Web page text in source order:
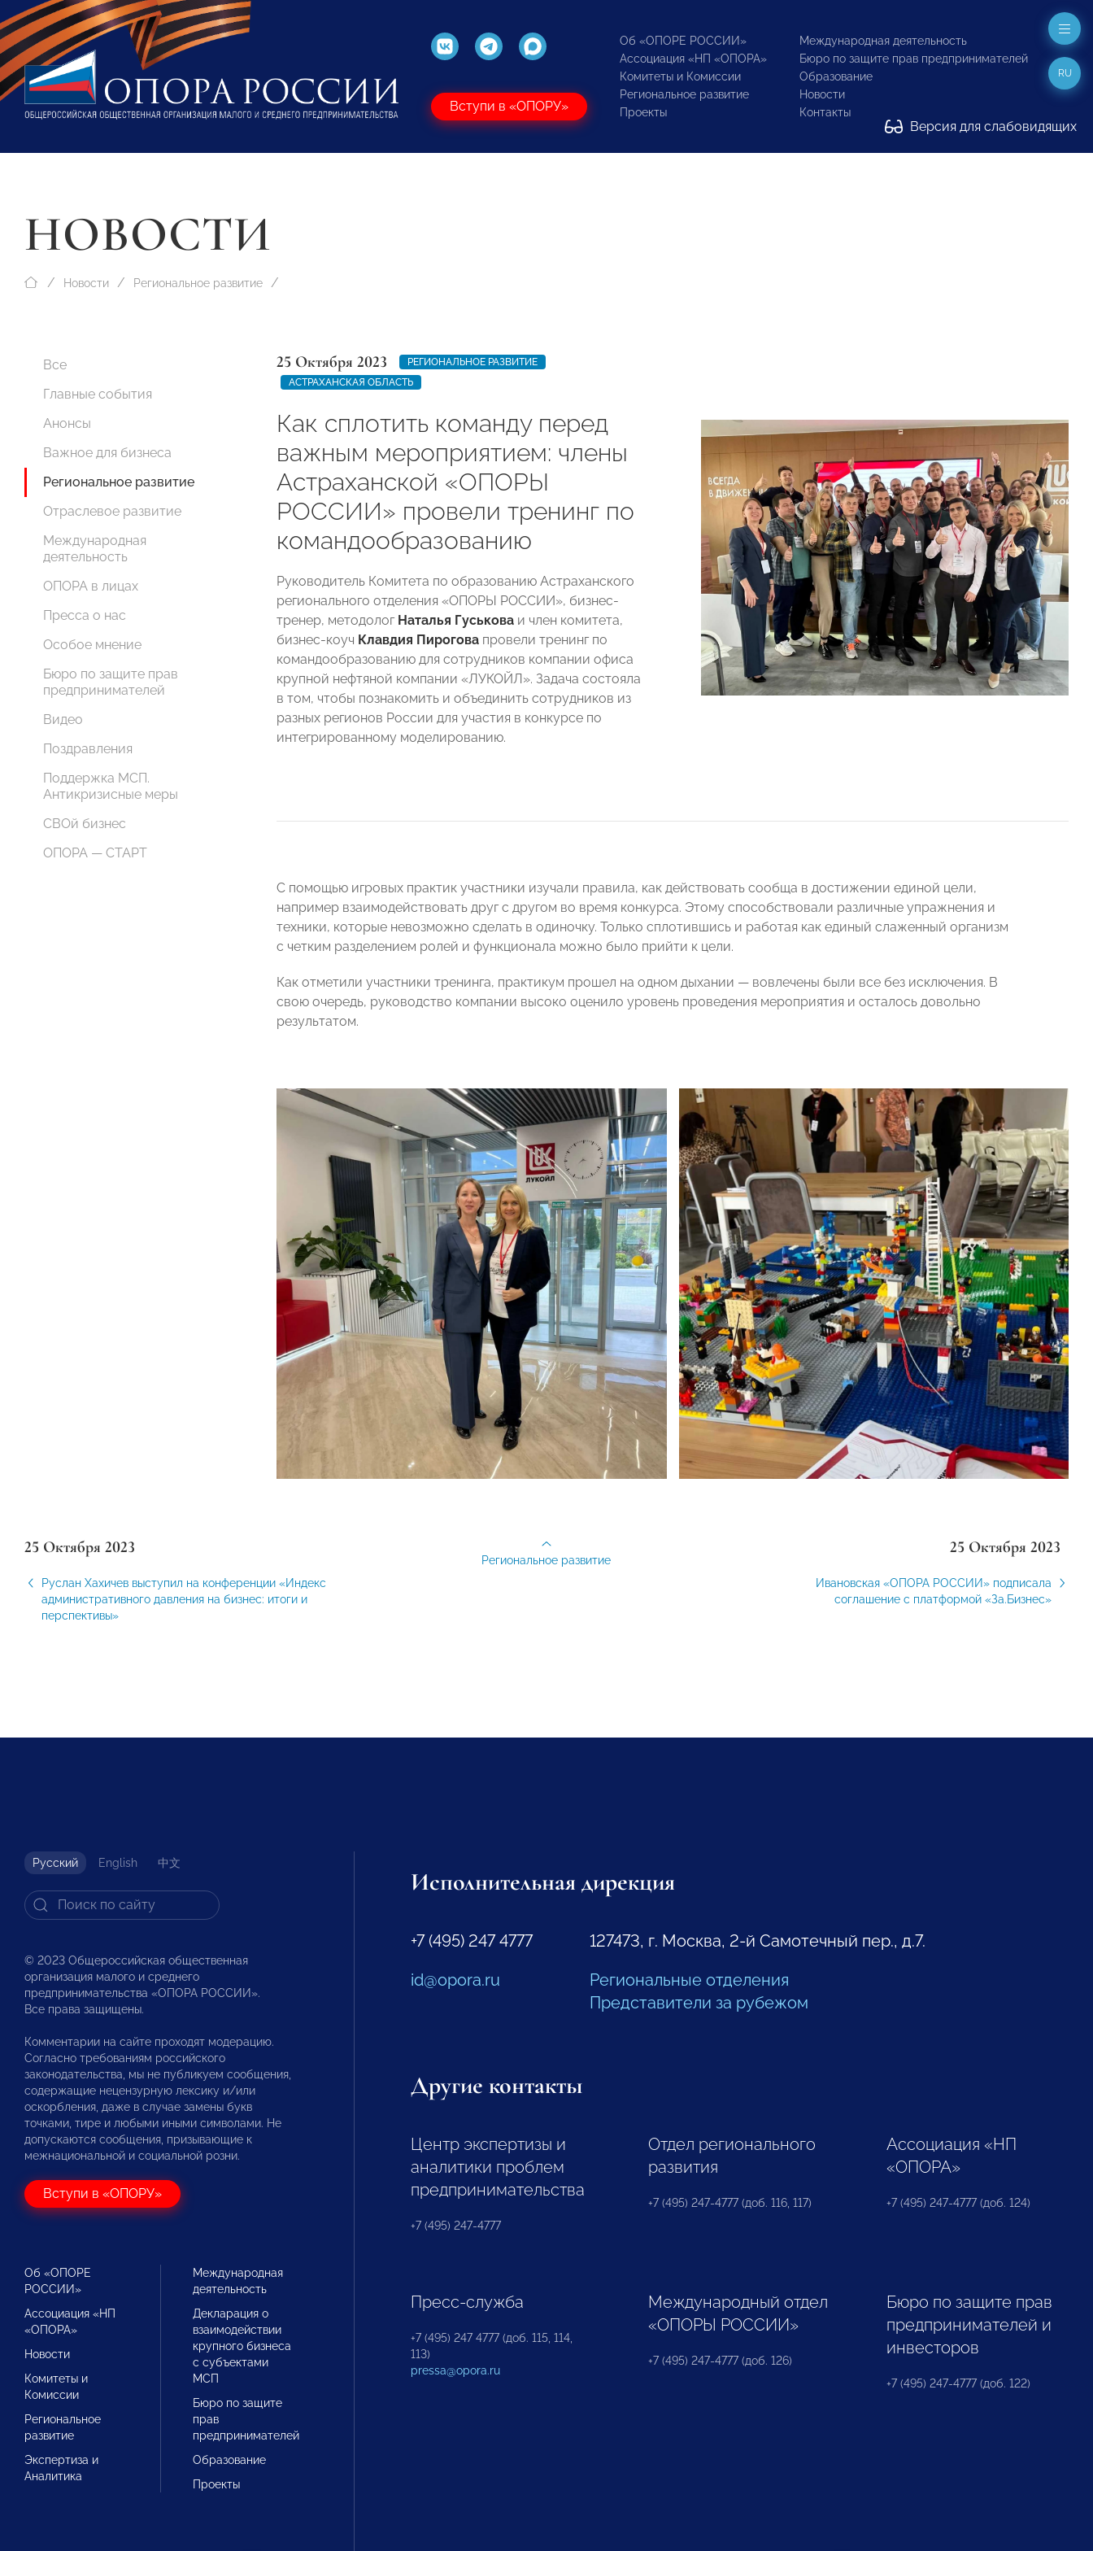
Вступи в «ОПОРУ»
Об «ОПОРЕ РОССИИ»
Ассоциация «НП «ОПОРА»
Комитеты и Комиссии
Региональное развитие
Проекты
Международная деятельность
Бюро по защите прав предпринимателей
Образование
Новости
Контакты
Версия для слабовидящих
RU
НОВОСТИ
Новости Региональное развитие
Все
Главные события
Анонсы
Важное для бизнеса
Региональное развитие
Отраслевое развитие
Международная
деятельность
ОПОРА в лицах
Пресса о нас
Особое мнение
Бюро по защите прав
предпринимателей
Видео
Поздравления
Поддержка МСП.
Антикризисные меры
СВОй бизнес
ОПОРА — СТАРТ
25 Октября 2023
РЕГИОНАЛЬНОЕ РАЗВИТИЕ
АСТРАХАНСКАЯ ОБЛАСТЬ
Как сплотить команду перед
важным мероприятием: члены
Астраханской «ОПОРЫ
РОССИИ» провели тренинг по
командообразованию
Руководитель Комитета по образованию Астраханского
регионального отделения «ОПОРЫ РОССИИ», бизнес-
тренер, методолог Наталья Гуськова и член комитета,
бизнес-коуч Клавдия Пирогова провели тренинг по
командообразованию для сотрудников компании офиса
крупной нефтяной компании «ЛУКОЙЛ». Задача состояла
в том, чтобы познакомить и объединить сотрудников из
разных регионов России для участия в конкурсе по
интегрированному моделированию.
С помощью игровых практик участники изучали правила, как действовать сообща в достижении единой цели,
например взаимодействовать друг с другом во время конкурса. Этому способствовали различные упражнения и
техники, которые невозможно сделать в одиночку. Только сплотившись и работая как единый слаженный организм
с четким разделением ролей и функционала можно было прийти к цели.
Как отметили участники тренинга, практикум прошел на одном дыхании — вовлечены были все без исключения. В
свою очередь, руководство компании высоко оценило уровень проведения мероприятия и осталось довольно
результатом.
25 Октября 2023
Руслан Хахичев выступил на конференции «Индекс
административного давления на бизнес: итоги и
перспективы»
25 Октября 2023
Ивановская «ОПОРА РОССИИ» подписала
соглашение с платформой «За.Бизнес»
Региональное развитие
Русский English 中文
© 2023 Общероссийская общественная
организация малого и среднего
предпринимательства «ОПОРА РОССИИ».
Все права защищены.
Комментарии на сайте проходят модерацию.
Согласно требованиям российского
законодательства, мы не публикуем сообщения,
содержащие нецензурную лексику и/или
оскорбления, даже в случае замены букв
точками, тире и любыми иными символами. Не
допускаются сообщения, призывающие к
межнациональной и социальной розни.
Вступи в «ОПОРУ»
Об «ОПОРЕ
РОССИИ»
Ассоциация «НП
«ОПОРА»
Новости
Комитеты и
Комиссии
Региональное
развитие
Экспертиза и
Аналитика
Международная
деятельность
Декларация о
взаимодействии
крупного бизнеса
с субъектами
МСП
Бюро по защите
прав
предпринимателей
Образование
Проекты
Исполнительная дирекция
+7 (495) 247 4777
id@opora.ru
127473, г. Москва, 2-й Самотечный пер., д.7.
Региональные отделения
Представители за рубежом
Другие контакты
Центр экспертизы и
аналитики проблем
предпринимательства
+7 (495) 247-4777
Отдел регионального
развития
+7 (495) 247-4777 (доб. 116, 117)
Ассоциация «НП
«ОПОРА»
+7 (495) 247-4777 (доб. 124)
Пресс-служба
+7 (495) 247 4777 (доб. 115, 114,
113)
pressa@opora.ru
Международный отдел
«ОПОРЫ РОССИИ»
+7 (495) 247-4777 (доб. 126)
Бюро по защите прав
предпринимателей и
инвесторов
+7 (495) 247-4777 (доб. 122)